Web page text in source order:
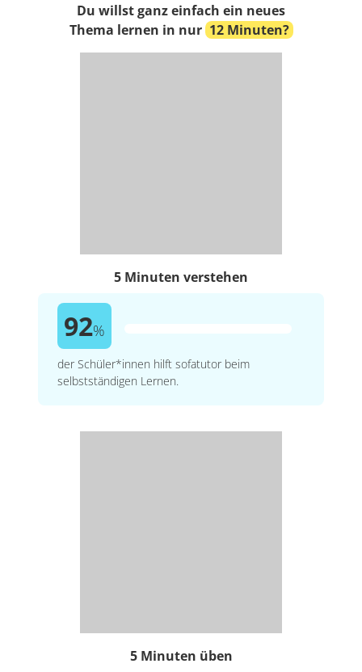
Du willst ganz einfach ein neues
Thema lernen in nur 12 Minuten?
5 Minuten verstehen
92%
der Schüler*innen hilft sofatutor beim
selbstständigen Lernen.
5 Minuten üben